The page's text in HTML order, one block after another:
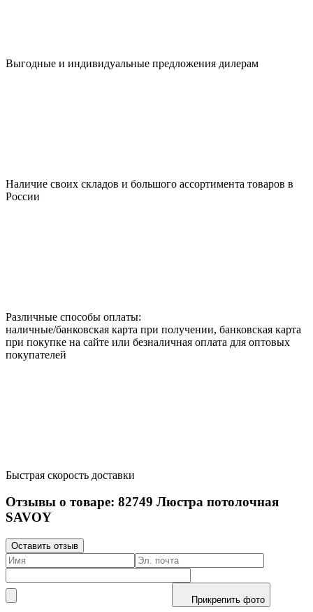
Выгодные и индивидуальные предложения дилерам
Наличие своих складов и большого ассортимента товаров в
России
Различные способы оплаты:
наличные/банковская карта при получении, банковская карта
при покупке на сайте или безналичная оплата для оптовых
покупателей
Быстрая скорость доставки
Отзывы о товаре: 82749 Люстра потолочная
SAVOY
Оставить отзыв
Прикрепить фото